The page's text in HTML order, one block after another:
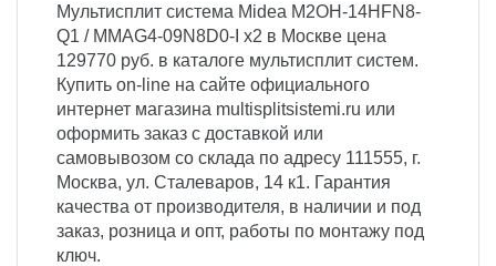
Мультисплит система Midea M2OH-14HFN8-
Q1 / MMAG4-09N8D0-I x2 в Москве цена
129770 руб. в каталоге мультисплит систем.
Купить on-line на сайте официального
интернет магазина multisplitsistemi.ru или
оформить заказ с доставкой или
самовывозом со склада по адресу 111555, г.
Москва, ул. Сталеваров, 14 к1. Гарантия
качества от производителя, в наличии и под
заказ, розница и опт, работы по монтажу под
ключ.